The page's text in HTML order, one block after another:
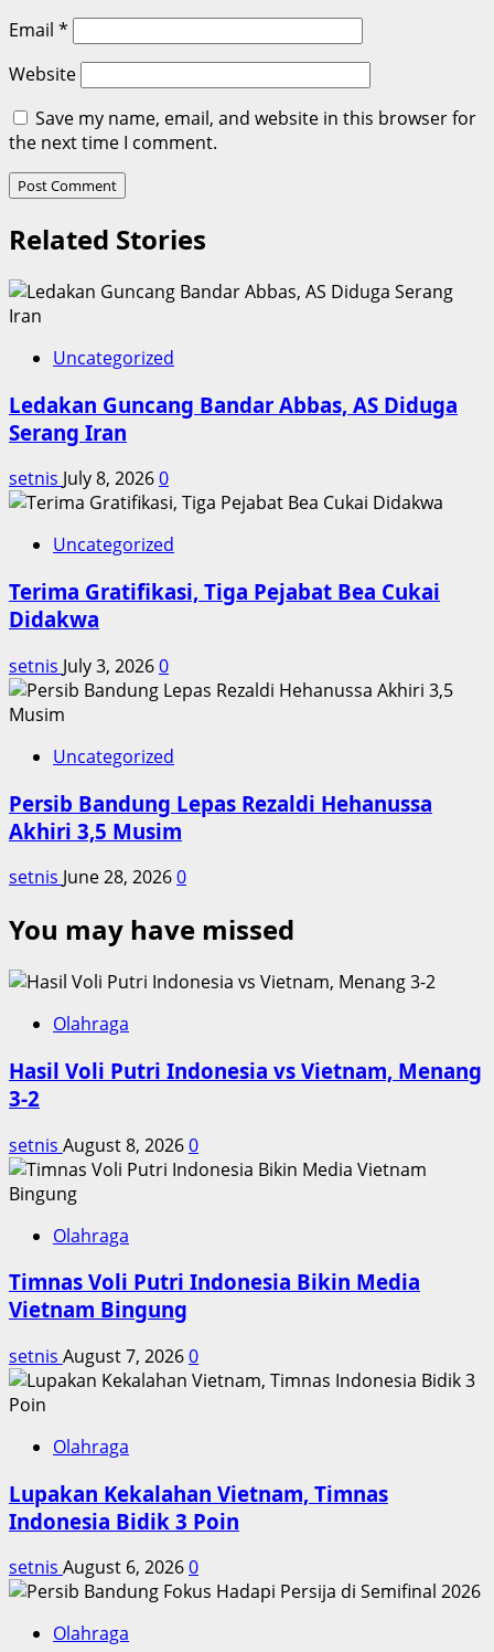
Email *
Website
Save my name, email, and website in this browser for
the next time I comment.
Related Stories
Uncategorized
Ledakan Guncang Bandar Abbas, AS Diduga
Serang Iran
setnis July 8, 20260
Uncategorized
Terima Gratifikasi, Tiga Pejabat Bea Cukai
Didakwa
setnis July 3, 20260
Uncategorized
Persib Bandung Lepas Rezaldi Hehanussa
Akhiri 3,5 Musim
setnis June 28, 20260
You may have missed
Olahraga
Hasil Voli Putri Indonesia vs Vietnam, Menang
3-2
setnis August 8, 20260
Olahraga
Timnas Voli Putri Indonesia Bikin Media
Vietnam Bingung
setnis August 7, 20260
Olahraga
Lupakan Kekalahan Vietnam, Timnas
Indonesia Bidik 3 Poin
setnis August 6, 20260
Olahraga